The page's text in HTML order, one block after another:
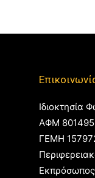
Ιδιοκτησία
ΑΦΜ
ΓΕΜΗ